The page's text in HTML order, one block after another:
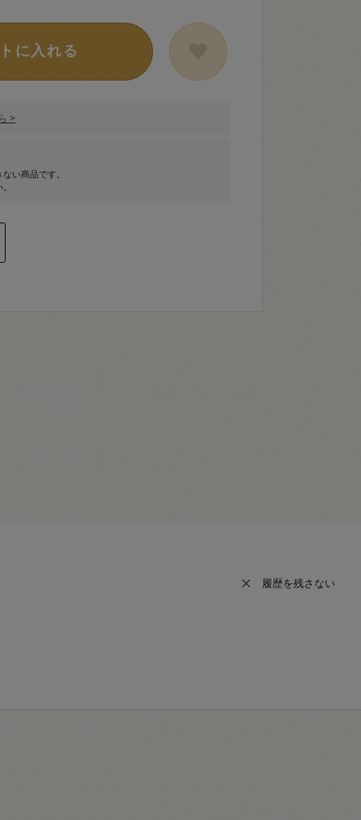
に入れる
>
い商品です。
履歴を残さない